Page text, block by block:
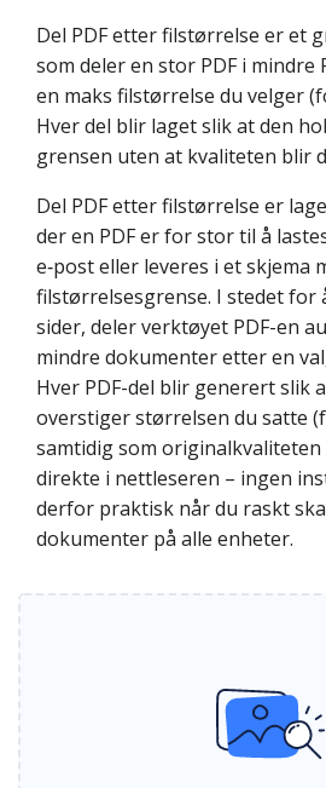
Del PDF etter filstørrelse er et
som deler en stor PDF i mindre
en maks filstørrelse du velger
Hver del blir laget slik at den
grensen uten at kvaliteten blir
Del PDF etter filstørrelse er
der en PDF er for stor til å
e‑post eller leveres i et skjema
filstørrelsesgrense. I stedet for
sider, deler verktøyet PDF-en
mindre dokumenter etter en
Hver PDF-del blir generert slik
overstiger størrelsen du satte
samtidig som originalkvaliteten
direkte i nettleseren – ingen
derfor praktisk når du raskt
dokumenter på alle enheter.